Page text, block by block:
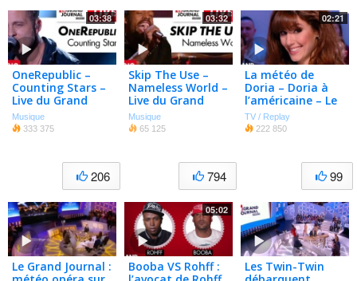
03:38
OneRepublic –
Counting Stars –
Live du Grand
Journal
Musique
333 375
206
03:32
Skip The Use –
Nameless World –
Live du Grand
Journal
Musique
65 125
794
02:21
La météo de
Doria – Doria à
l’américaine – Le
Grand Journal
TV / Replay
222 850
99
Le Grand Journal :
05:02
Booba VS Rohff :
Les Twin-Twin